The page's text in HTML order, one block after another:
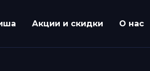
Акции и скидки О нас